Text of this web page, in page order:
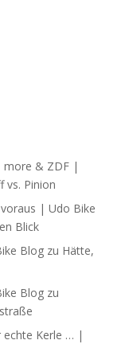
more & ZDF |
vs. Pinion
voraus | Udo Bike
Blick
Blogzu Hätte,
Blogzu
echte Kerle … |